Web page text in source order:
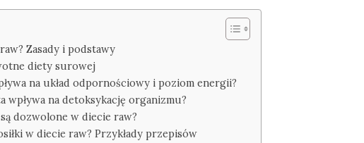
Zasady i podstawy
diety surowej
na układ odpornościowy i poziom energii?
wpływa na detoksykację organizmu?
dozwolone w diecie raw?
w diecie raw? Przykłady przepisów